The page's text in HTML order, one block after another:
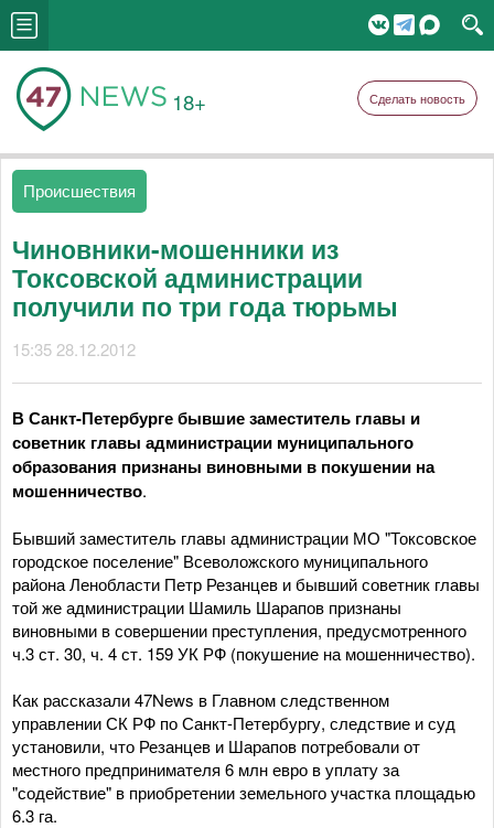
18+ Сделать новость
Происшествия
Чиновники-мошенники из
Токсовской администрации
получили по три года тюрьмы
15:35 28.12.2012
В Санкт-Петербурге бывшие заместитель главы и
советник главы администрации муниципального
образования признаны виновными в покушении на
мошенничество.
Бывший заместитель главы администрации МО "Токсовское
городское поселение" Всеволожского муниципального
района Ленобласти Петр Резанцев и бывший советник главы
той же администрации Шамиль Шарапов признаны
виновными в совершении преступления, предусмотренного
ч.3 ст. 30, ч. 4 ст. 159 УК РФ (покушение на мошенничество).
Как рассказали 47News в Главном следственном
управлении СК РФ по Санкт-Петербургу, следствие и суд
установили, что Резанцев и Шарапов потребовали от
местного предпринимателя 6 млн евро в уплату за
"содействие" в приобретении земельного участка площадью
6.3 га.